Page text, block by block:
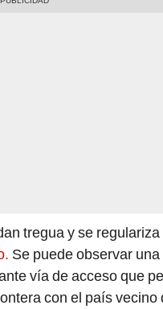
tregua y se
Se puede observar
vía de acceso que
con el país vecino